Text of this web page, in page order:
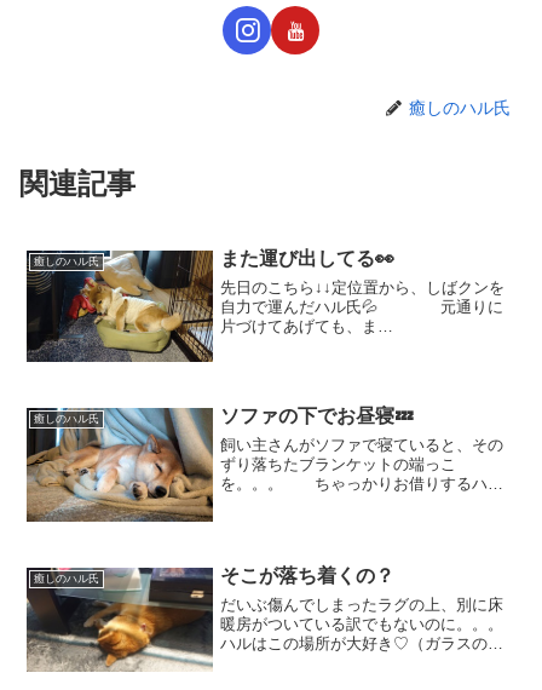
癒しのハル氏
関連記事
癒しのハル氏 また運び出してる👀
先日のこちら↓↓定位置から、しばクンを
自力で運んだハル氏💦 元通りに
片づけてあげても、ま
ませんよ！！ 後ろのしばクンを見て
ご...
癒しのハル氏 ソファの下でお昼寝💤
飼い主さんがソファで寝ていると、その
ずり落ちたブランケットの端っこ
を。。。 ちゃっかりお借りするハル
た方があったかふかふかで気持ち...
癒しのハル氏 そこが落ち着くの？
だいぶ傷んでしまったラグの上、別に床
暖房がついている訳でもないのに。。。
ハルはこの場所が大好き♡（ガラスのお